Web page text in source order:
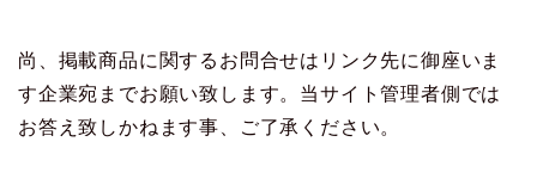
尚、掲載商品に関するお問合せはリンク先に御座いま
す企業宛までお願い致します。当サイト管理者側では
お答え致しかねます事、ご了承ください。